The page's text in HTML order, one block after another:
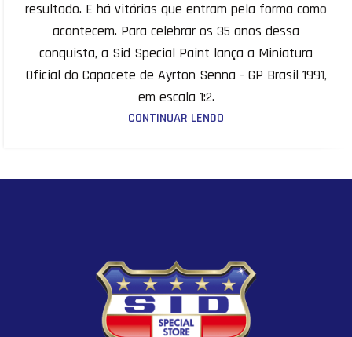
resultado. E há vitórias que entram pela forma como
acontecem. Para celebrar os 35 anos dessa
conquista, a Sid Special Paint lança a Miniatura
Oficial do Capacete de Ayrton Senna - GP Brasil 1991,
em escala 1:2.
CONTINUAR LENDO